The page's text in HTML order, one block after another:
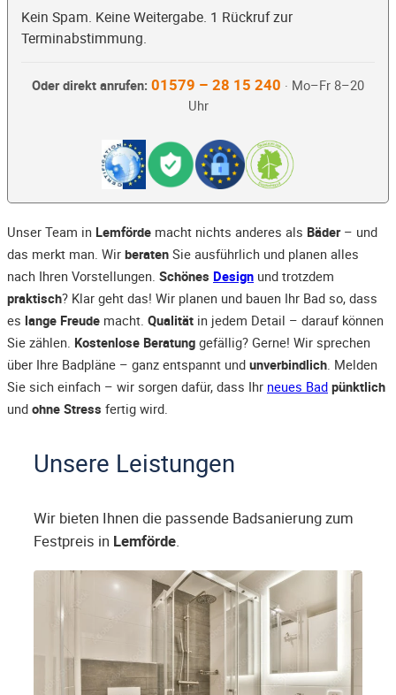
Kein Spam. Keine Weitergabe. 1 Rückruf zur
Terminabstimmung.
Oder direkt anrufen: 01579 – 28 15 240 · Mo–Fr 8–20
Uhr
Unser Team in Lemförde macht nichts anderes als Bäder– und
das merkt man. Wir beraten Sie ausführlich und planen alles
nach Ihren Vorstellungen. Schönes Design und trotzdem
praktisch? Klar geht das! Wir planen und bauen Ihr Bad so, dass
es lange Freude macht. Qualität in jedem Detail – darauf können
Sie zählen. Kostenlose Beratung gefällig? Gerne! Wir sprechen
über Ihre Badpläne – ganz entspannt und unverbindlich. Melden
Sie sich einfach – wir sorgen dafür, dass Ihr neues Bad pünktlich
und ohne Stress fertig wird.
Unsere Leistungen
Wir bieten Ihnen die passende Badsanierung zum
Festpreis in Lemförde.